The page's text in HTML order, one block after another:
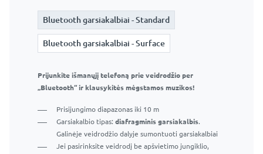
Bluetooth garsiakalbiai - Standard
Bluetooth garsiakalbiai - Surface
Prijunkite išmanųjį telefoną prie veidrodžio per
„Bluetooth“ ir klausykitės mėgstamos muzikos!
Prisijungimo diapazonas iki 10 m
Garsiakalbio tipas: diafragminis garsiakalbis.
Galinėje veidrodžio dalyje sumontuoti garsiakalbiai
Jei pasirinksite veidrodį be apšvietimo jungiklio,
Bluetooth garsiakalbiai - Surface
Prisijungimo diapazonas iki 10 m